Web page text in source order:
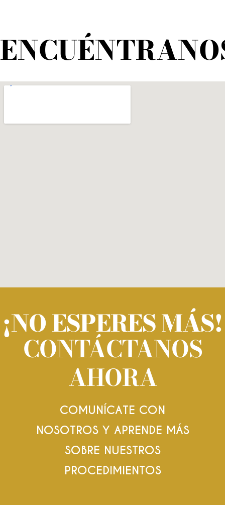
¡NO ESPERES MÁS!
CONTÁCTANOS
AHORA
COMUNÍCATE CON
NOSOTROS Y APRENDE MÁS
SOBRE NUESTROS
PROCEDIMIENTOS